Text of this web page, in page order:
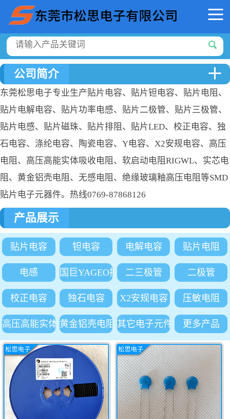
公司简介
东莞松思电子专业生产贴片电容、贴片钽电容、贴片电阻、
贴片电解电容、贴片功率电感、贴片二极管、贴片三极管、
贴片电感、贴片磁珠、贴片排阻、贴片LED、校正电容、独
石电容、涤纶电容、陶瓷电容、Y电容、X2安规电容、高压
电阻、高压高能实体吸收电阻、软启动电阻RIGWL、实芯电
阻、黄金铝壳电阻、无感电阻、绝缘玻璃釉高压电阻等SMD
贴片电子元器件。热线0769-87868126
产品展示
贴片电容 钽电容 电解电容 贴片电阻
电感 国巨YAGEO插件电阻
二三极管 二极管
校正电容 独石电容 X2安规电容 压敏电阻
高压高能实体吸收电阻
黄金铝壳电阻 其它电子元件 更多产品